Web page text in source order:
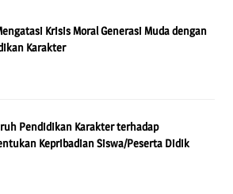
Krisis Moral Generasi Muda dengan
Karakter
Pendidikan Karakter terhadap
Kepribadian Siswa/Peserta Didik